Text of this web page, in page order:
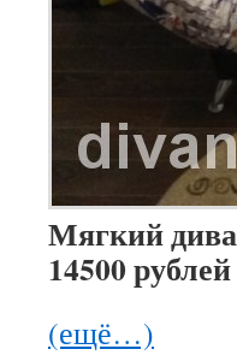
Мягкий
14500 рублей
(ещё…)